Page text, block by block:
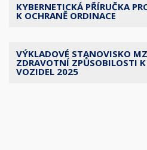
KYBERNETICKÁ PŘÍRUČKA
K OCHRANĚ ORDINACE
VÝKLADOVÉ STANOVISKO
ZDRAVOTNÍ ZPŮSOBILOSTI
VOZIDEL 2025